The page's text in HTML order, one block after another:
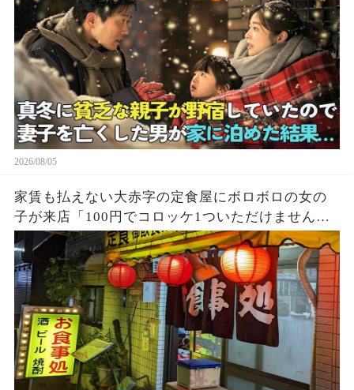
2026/08/05
家賃も払えない大赤字の定食屋にボロボロの女の
子が来店「100円でコロッケ1ついただけません
か？」ハンバーグ定食をご馳走し満腹になった少
女→後日、黒い高級車が次々に現れて…